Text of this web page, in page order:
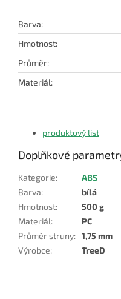
Barva:
Hmotnost:
Průměr:
Materiál:
produktový list
Doplňkové
Kategorie:
ABS
Barva:
bílá
Hmotnost:
500 g
Materiál:
PC
Průměr struny: 1,75 mm
Výrobce: TreeD